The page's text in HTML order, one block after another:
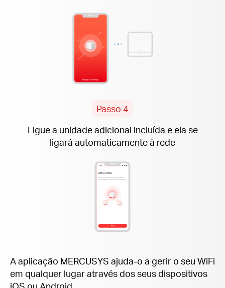
Passo 4
Ligue a unidadeadicional incluída e ela se
ligará automaticamente à rede
A aplicação MERCUSYS ajuda-o a gerir o seu WiFi
em qualquer lugar através dos seus dispositivos
iOS ou Android.